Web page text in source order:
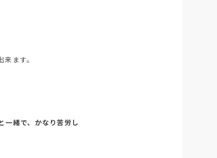
ます。
一緒で、かなり苦労し